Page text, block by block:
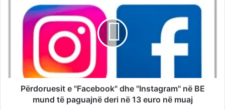
Përdoruesit e "Facebook" dhe "Instagram" në BE
mund të paguajnë deri në 13 euro në muaj